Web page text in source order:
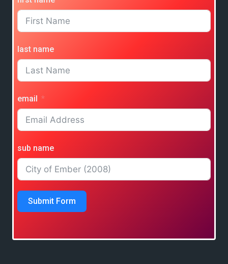
last name
email
sub name
Submit Form